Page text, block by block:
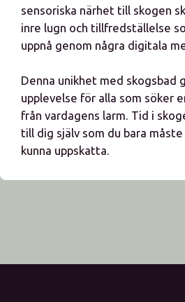
sensoriska närhet till skogen
inre lugn och tillfredställelse
uppnå genom några digitala
Denna unikhet med skogsbad
upplevelse för alla som söker
från vardagens larm. Tid i
till dig själv som du bara
kunna uppskatta.